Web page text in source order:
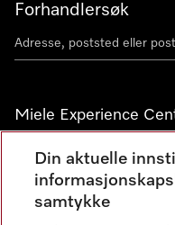
Forhandlersøk
Miele Experience
Miele Experience Center
Miele Outlet Nesbru
Din aktuelle
samtykke